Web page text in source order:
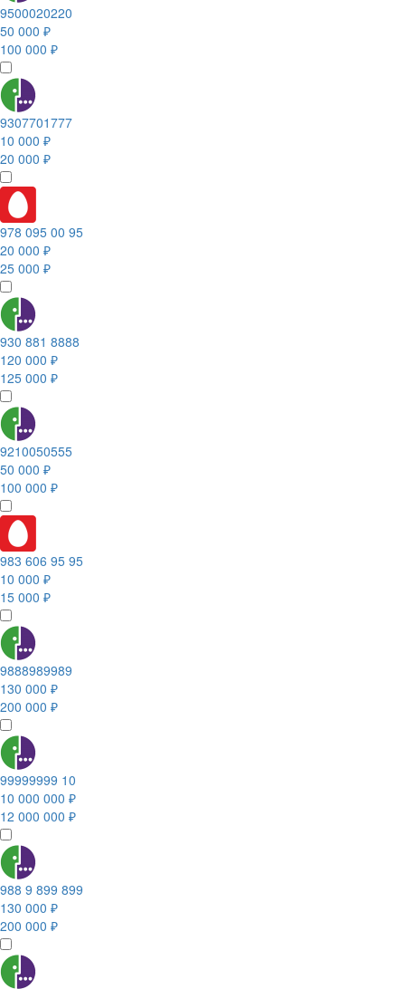
9500020220
50 000 ₽
100 000 ₽
9307701777
10 000 ₽
20 000 ₽
978 095 00 95
20 000 ₽
25 000 ₽
930 881 8888
120 000 ₽
125 000 ₽
9210050555
50 000 ₽
100 000 ₽
983 606 95 95
10 000 ₽
15 000 ₽
9888989989
130 000 ₽
200 000 ₽
99999999 10
10 000 000 ₽
12 000 000 ₽
988 9 899 899
130 000 ₽
200 000 ₽